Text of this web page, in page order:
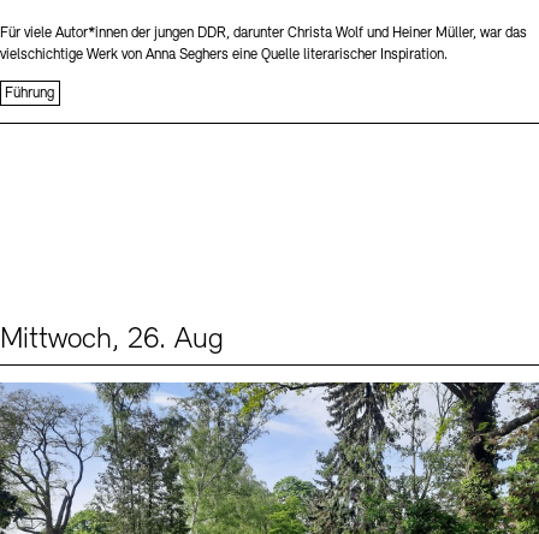
Für viele Autor*innen der jungen DDR, darunter Christa Wolf und Heiner Müller, war das
vielschichtige Werk von Anna Seghers eine Quelle literarischer Inspiration.
Führung
Mittwoch, 26. Aug